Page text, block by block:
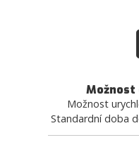
Možnost
Možnost
Standardní doba